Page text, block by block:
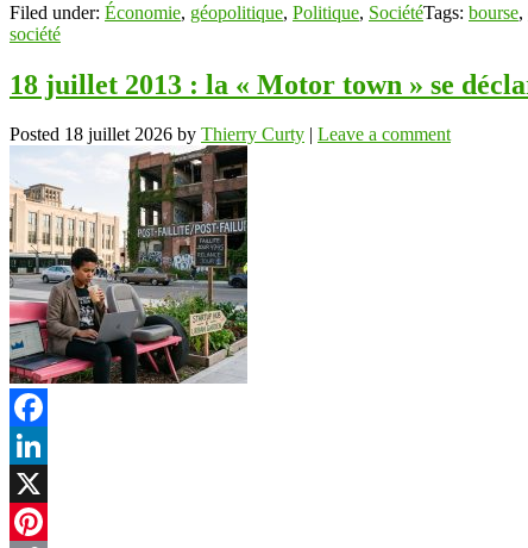
Filed under: Économie, géopolitique, Politique, SociétéTags: bourse,
société
18 juillet 2013 : la « Motor town » se
Posted 18 juillet 2026 by Thierry Curty Leave a comment
Facebook
LinkedIn
X